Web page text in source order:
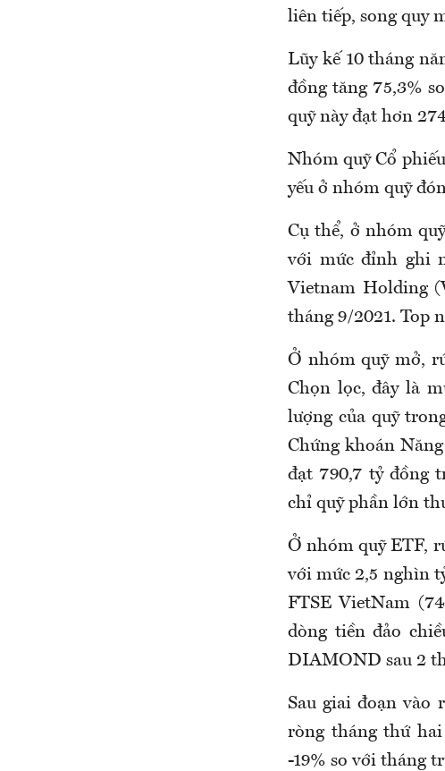
liên tiếp, song quy
Lũy kế 10 tháng
đồng tăng 75,3%
quỹ này đạt hơn
Nhóm quỹ Cổ
yếu ở nhóm quỹ
Cụ thể, ở nhóm
với mức đỉnh ghi
Vietnam Holding
tháng 9/2021. Top
Ở nhóm quỹ mở,
Chọn lọc, đây là
lượng của quỹ
Chứng khoán
đạt 790,7 tỷ đồng
chỉ quỹ phần lớn
Ở nhóm quỹ ETF,
với mức 2,5 nghìn
FTSE VietNam
dòng tiền đảo
DIAMOND sau 2
Sau giai đoạn vào
ròng tháng thứ
-19% so với tháng